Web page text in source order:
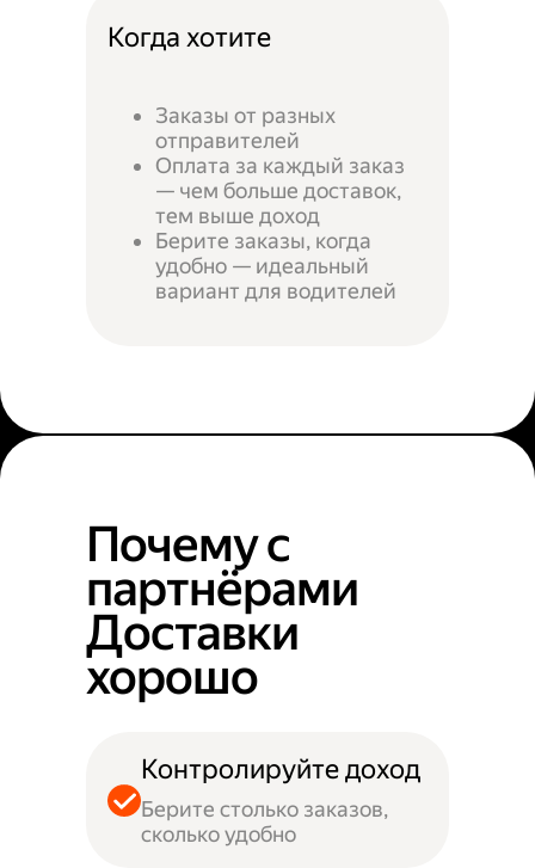
Когда хотите
Заказы от разных
отправителей
Оплата за каждый заказ
— чем больше доставок,
тем выше доход
Берите заказы, когда
удобно — идеальный
вариант для водителей
Почему с
партнёрами
Доставки
хорошо
Контролируйте доход
Берите столько заказов,
сколько удобно